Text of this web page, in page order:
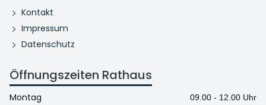
Kontakt
Impressum
Datenschutz
Öffnungszeiten Rathaus
Montag 09.00 - 12.00 Uhr